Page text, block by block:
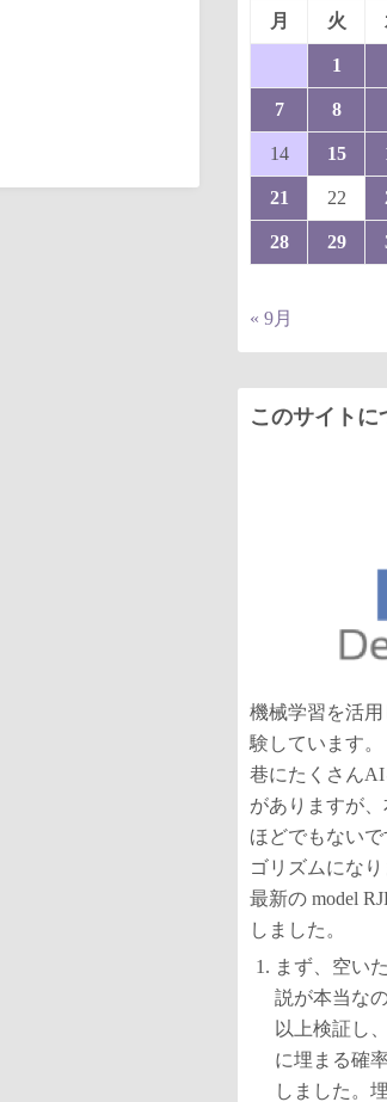
月
火
1
7 8
14 15
21 22
28 29
« 9月
このサイトに
機械学習を活
験しています。
巷にたくさん
がありますが
ほどでもない
ゴリズムになり
最新の model
しました。
まず、空い
説が本当な
以上検証し
に埋まる確
しました。